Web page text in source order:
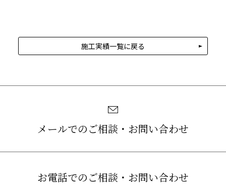
施工実績一覧に戻る
メールでのご相談・お問い合わせ
お電話でのご相談・お問い合わせ